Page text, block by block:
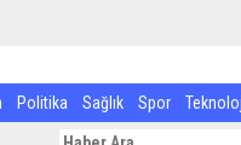
Politika Sağlık Spor